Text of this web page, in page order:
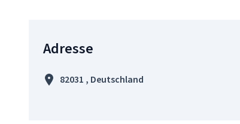
Adresse
82031 , Deutschland